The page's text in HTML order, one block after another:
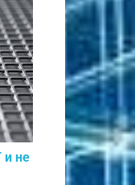
и не